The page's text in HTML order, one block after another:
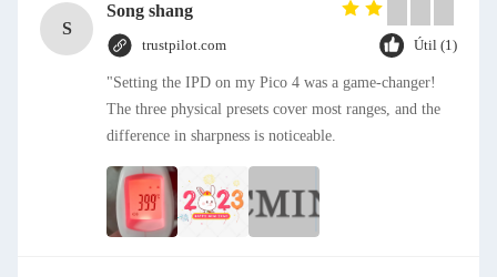
S
Song shang
trustpilot.com Útil (1)
"Setting the IPD on my Pico 4 was a game-changer!
The three physical presets cover most ranges, and the
difference in sharpness is noticeable.